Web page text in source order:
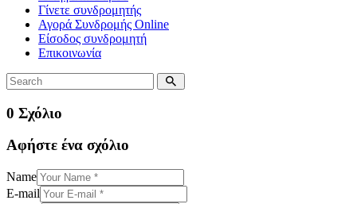
Γίνετε συνδρομητής
Αγορά Συνδρομής Online
Είσοδος συνδρομητή
Επικοινωνία
0 Σχόλιο
Αφήστε ένα σχόλιο
Name
E-mail